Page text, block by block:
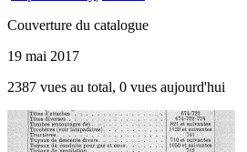
Couverture du catalogue
19 mai 2017
2387 vues au total, 0 vues aujourd'hui